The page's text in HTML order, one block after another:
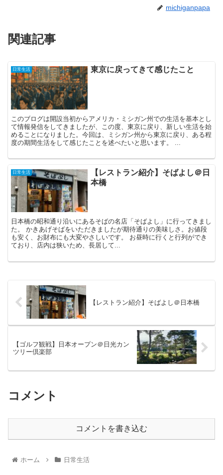
michiganpapa
関連記事
日常生活 東京に戻ってきて感じたこと
このブログは開設当初からアメリカ・ミシガン州での生活を基本とし
て情報発信をしてきましたが、この度、東京に戻り、新しい生活を始
めることになりました。今回は、ミシガン州から東京に戻り、ある程
度の期間生活をして感じたことを述べたいと思います。 ...
日常生活
【レストラン紹介】そばよし＠日
本橋
日本橋の昭和通り沿いにあるそばの名店「そばよし」に行ってきまし
た。 かきあげそばをいただきましたが期待通りの美味しさ。お値段
も安く、お財布にも大変やさしいです。 お昼時に行くと行列ができ
ており、店内は狭いため、長居して...
【レストラン紹介】そばよし＠日本橋
【ゴルフ観戦】日本オープン＠日光カン
ツリー倶楽部
コメント
コメントを書き込む
ホーム 日常生活